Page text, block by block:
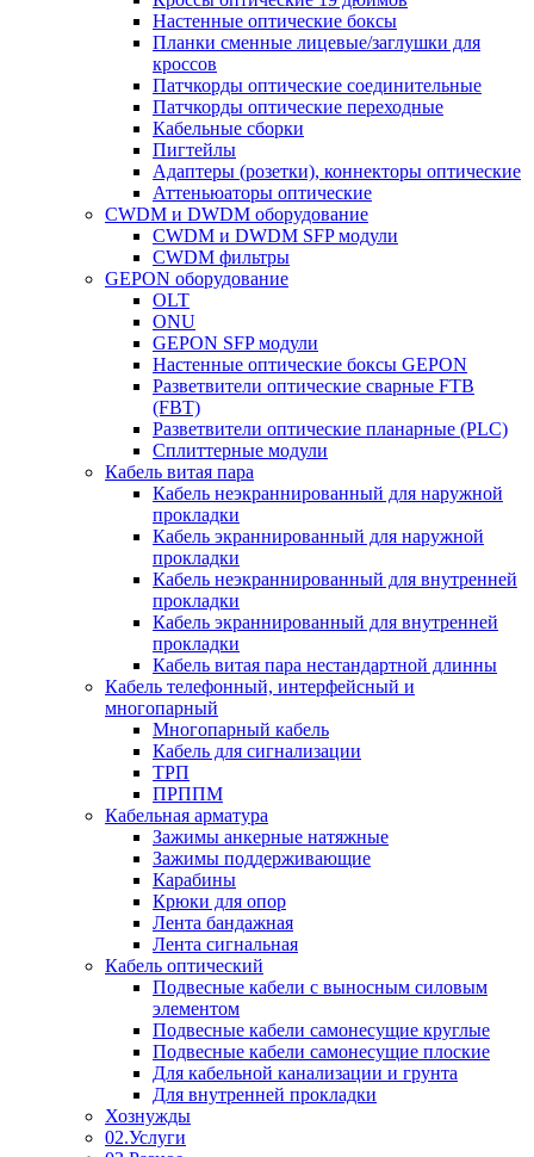
Настенные оптические боксы
Планки сменные лицевые/заглушки для
кроссов
Патчкорды оптические соединительные
Патчкорды оптические переходные
Кабельные сборки
Пигтейлы
Адаптеры (розетки), коннекторы оптические
Аттеньюаторы оптические
CWDM и DWDM оборудование
CWDM и DWDM SFP модули
CWDM фильтры
GEPON оборудование
OLT
ONU
GEPON SFP модули
Настенные оптические боксы GEPON
Разветвители оптические сварные FTB
(FBT)
Разветвители оптические планарные (PLC)
Сплиттерные модули
Кабель витая пара
Кабель неэкраннированный для наружной
прокладки
Кабель экраннированный для наружной
прокладки
Кабель неэкраннированный для внутренней
прокладки
Кабель экраннированный для внутренней
прокладки
Кабель витая пара нестандартной длинны
Кабель телефонный, интерфейсный и
многопарный
Многопарный кабель
Кабель для сигнализации
ТРП
ПРППМ
Кабельная арматура
Зажимы анкерные натяжные
Зажимы поддерживающие
Карабины
Крюки для опор
Лента бандажная
Лента сигнальная
Кабель оптический
Подвесные кабели с выносным силовым
элементом
Подвесные кабели самонесущие круглые
Подвесные кабели самонесущие плоские
Для кабельной канализации и грунта
Для внутренней прокладки
Хознужды
02.Услуги